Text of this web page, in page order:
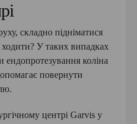
складно підніматися
У таких випадках
ендопротезування коліна
повернути
центрі Garvis у